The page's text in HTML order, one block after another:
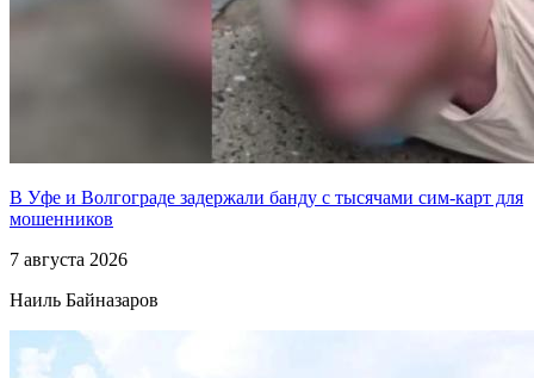
В Уфе и Волгограде задержали банду с тысячами сим-карт для
мошенников
7 августа 2026
Наиль Байназаров